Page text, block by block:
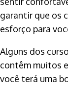
garantir que os
esforço para
Alguns dos
contêm muitos
você terá uma